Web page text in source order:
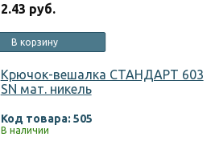
2.43 руб.
В корзину
Крючок-вешалка СТАНДАРТ 603
SN мат. никель
Код товара: 505
В наличии